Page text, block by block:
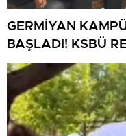
GERMİYAN
BAŞLADI! KSBÜ